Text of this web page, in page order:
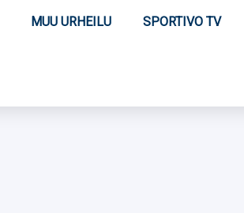
MUU URHEILU SPORTIVO TV